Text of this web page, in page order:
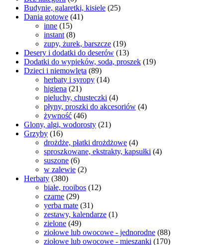
Budynie, galaretki, kisiele (25)
Dania gotowe (41)
inne (15)
instant (8)
zupy, żurek, barszcze (19)
Desery i dodatki do deserów (13)
Dodatki do wypieków, soda, proszek (19)
Dzieci i niemowlęta (89)
herbaty i syropy (14)
higiena (21)
pieluchy, chusteczki (4)
płyny, proszki do akcesoriów (4)
żywność (46)
Glony, algi, wodorosty (21)
Grzyby (16)
drożdże, płatki drożdżowe (4)
sproszkowane, ekstrakty, kapsułki (4)
suszone (6)
w zalewie (2)
Herbaty (380)
białe, rooibos (12)
czarne (29)
yerba mate (31)
zestawy, kalendarze (1)
zielone (49)
ziołowe lub owocowe - jednorodne (88)
ziołowe lub owocowe - mieszanki (170)